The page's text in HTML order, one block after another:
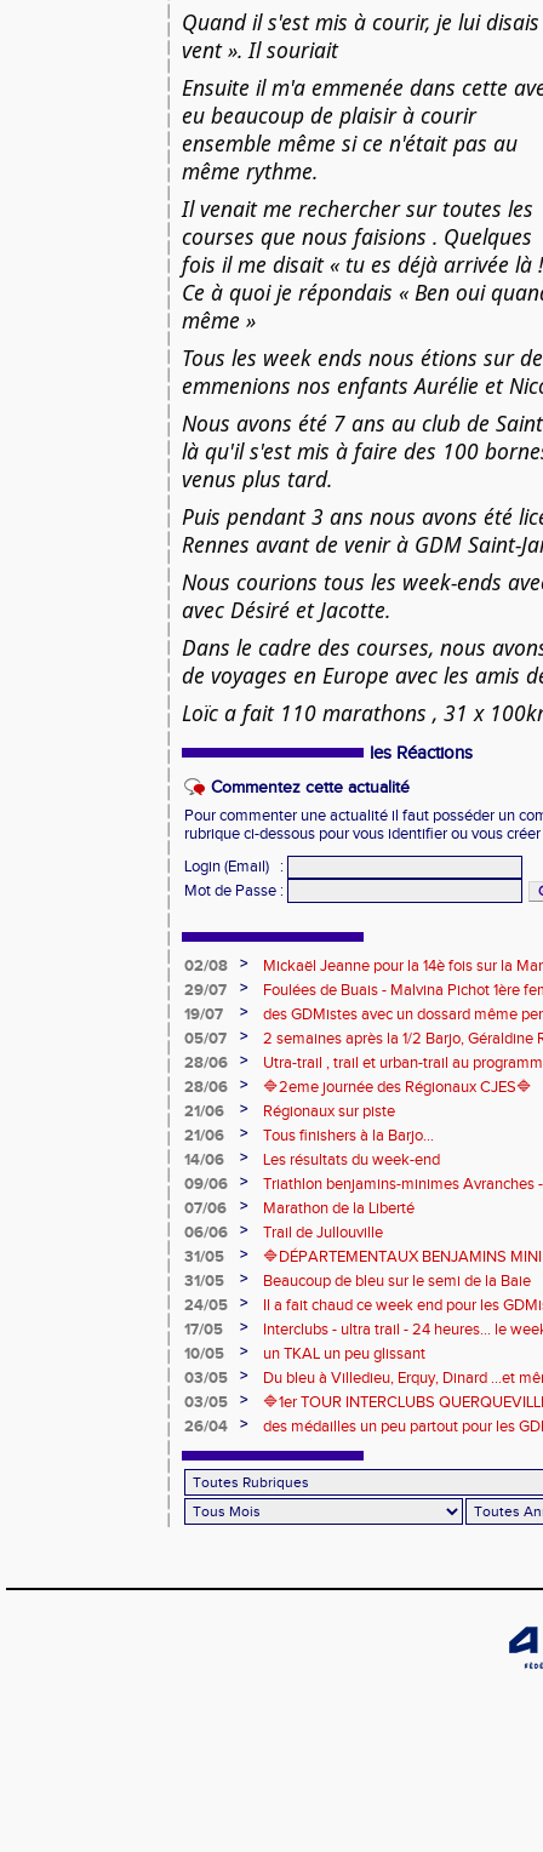
Quand il s'est mis à courir, je lui
vent ». Il souriait
Ensuite il m'a emmenée dans cette
eu beaucoup de plaisir à courir
ensemble même si ce n'était pas au
même rythme.
Il venait me rechercher sur toutes les
courses que nous faisions . Quelques
fois il me disait « tu es déjà arrivée là
Ce à quoi je répondais « Ben oui
même »
Tous les week ends nous étions sur
emmenions nos enfants Aurélie et
Nous avons été 7 ans au club de
là qu'il s'est mis à faire des 100
venus plus tard.
Puis pendant 3 ans nous avons été
Rennes avant de venir à GDM Saint-
Nous courions tous les week-ends
avec Désiré et Jacotte.
Dans le cadre des courses, nous
de voyages en Europe avec les amis
Loïc a fait 110 marathons , 31 x
les Réactions
Commentez cette actualité
Pour commenter une actualité il faut posséder un
rubrique ci-dessous pour vous identifier ou vous
Login (Email)
:
Mot de Passe :
02/08 >
Mickaël Jeanne pour la 14è fois sur la
Eaux
29/07 >
Foulées de Buais - Malvina Pichot 1ère
19/07
>
des GDMistes avec un dossard même
05/07
>
2 semaines après la 1/2 Barjo, Géraldine
marche du podium du Trail de l'Ange
28/06 >
Utra-trail , trail et urban-trail au
28/06
>
🔷️2eme journée des Régionaux CJES🔷️
21/06
>
Régionaux sur piste
21/06
>
Tous finishers à la Barjo...
14/06
>
Les résultats du week-end
09/06
>
Triathlon benjamins-minimes Avranches
07/06
>
Marathon de la Liberté
06/06
>
Trail de Jullouville
31/05
>
🔷DÉPARTEMENTAUX BENJAMINS
31/05
>
Beaucoup de bleu sur le semi de la Baie
24/05
>
Il a fait chaud ce week end pour les
de compétitions
17/05 >
Interclubs - ultra trail - 24 heures... le
riche en émotions
10/05 >
un TKAL un peu glissant
03/05
>
Du bleu à Villedieu, Erquy, Dinard ...et
03/05
>
🔷️1er TOUR INTERCLUBS
26/04
>
des médailles un peu partout pour les